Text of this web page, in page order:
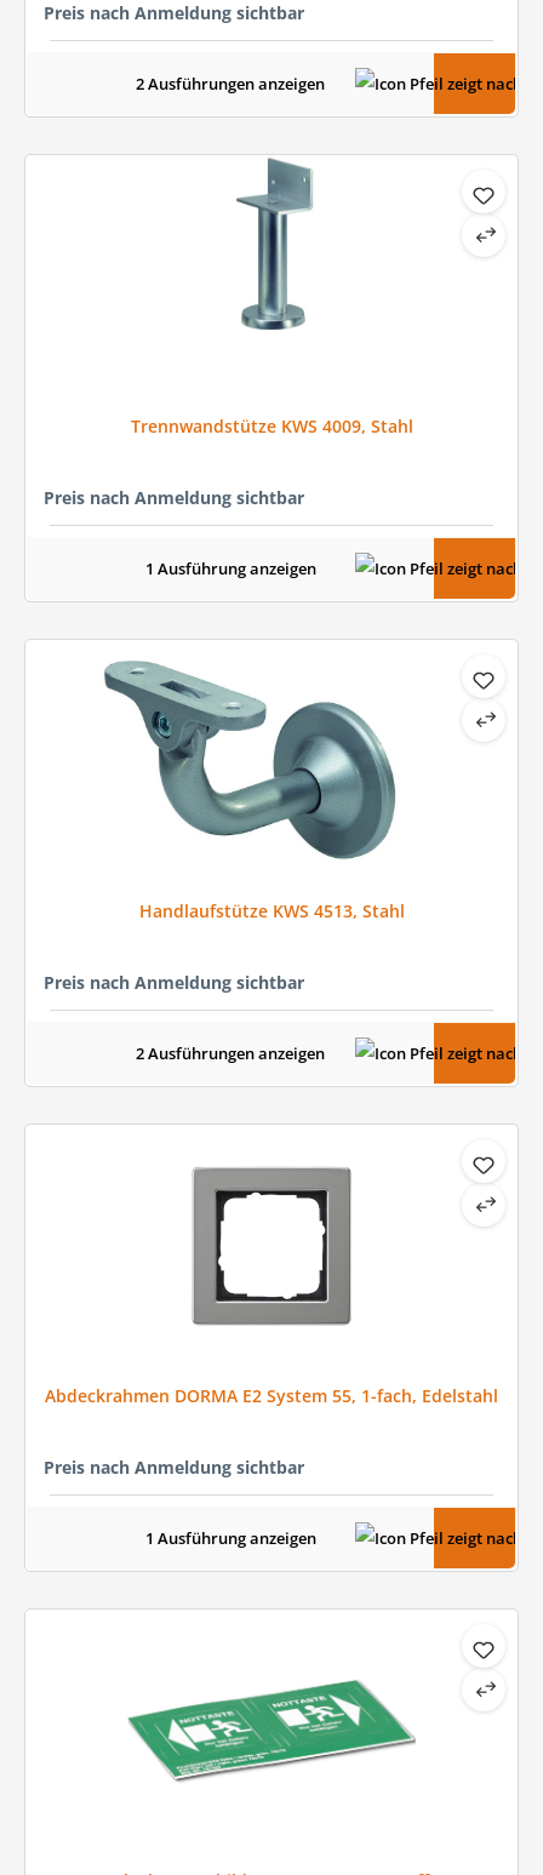
Preis nach Anmeldung sichtbar
2 Ausführungen anzeigen
Trennwandstütze KWS 4009, Stahl
Preis nach Anmeldung sichtbar
1 Ausführung anzeigen
Handlaufstütze KWS 4513, Stahl
Preis nach Anmeldung sichtbar
2 Ausführungen anzeigen
Abdeckrahmen DORMA E2 System 55, 1-fach, Edelstahl
Preis nach Anmeldung sichtbar
1 Ausführung anzeigen